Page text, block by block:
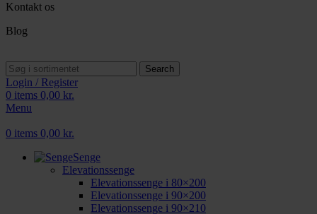
Kontakt os
Blog
Search
Login / Register
0 items 0,00 kr.
Menu
0 items 0,00 kr.
Senge
Elevationssenge
Elevationssenge i 80×200
Elevationssenge i 90×200
Elevationssenge i 90×210